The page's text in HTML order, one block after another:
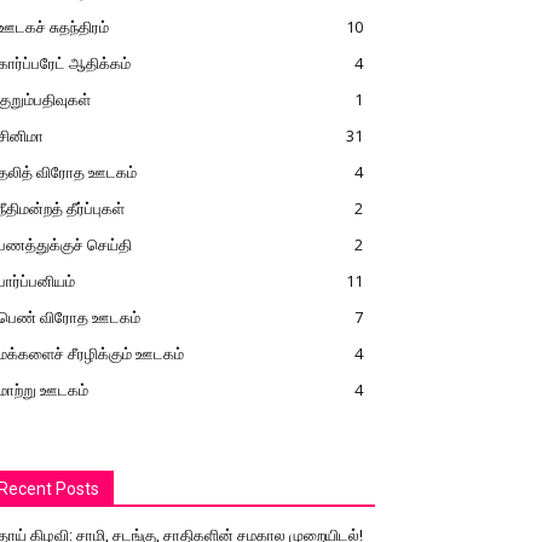
சுதந்திரம்
10
ஆதிக்கம்
4
1
31
விரோத ஊடகம்
4
தீர்ப்புகள்
2
செய்தி
2
11
விரோத ஊடகம்
7
சீரழிக்கும் ஊடகம்
4
ஊடகம்
4
Posts
கிழவி: சாமி, சடங்கு, சாதிகளின் சமகால முறையிடல்!